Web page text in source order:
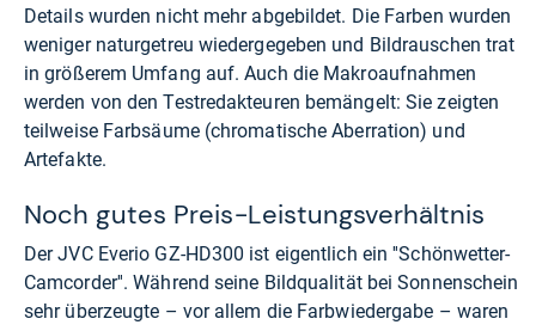
Details wurden nicht mehr abgebildet. Die Farben wurden
weniger naturgetreu wiedergegeben und Bildrauschen trat
in größerem Umfang auf. Auch die Makroaufnahmen
werden von den Testredakteuren bemängelt: Sie zeigten
teilweise Farbsäume (chromatische Aberration) und
Artefakte.
Noch gutes Preis-Leistungsverhältnis
Der JVC Everio GZ-HD300 ist eigentlich ein ''Schönwetter-
Camcorder''. Während seine Bildqualität bei Sonnenschein
sehr überzeugte – vor allem die Farbwiedergabe – waren